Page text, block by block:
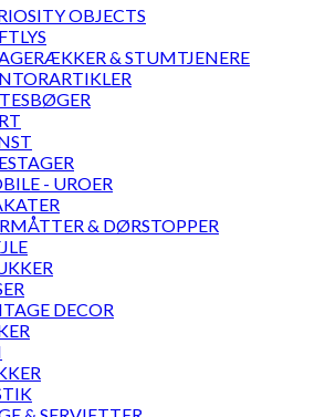
OBJECTS
& STUMTJENERE
- UROER
& DØRSTOPPER
DECOR